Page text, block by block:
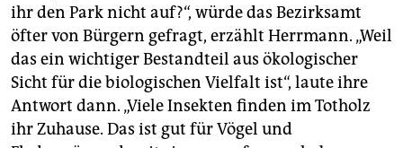
ihr den Park nicht auf?“, würde das Bezirksamt
öfter von Bürgern gefragt, erzählt Herrmann. „Weil
das ein wichtiger Bestandteil aus ökologischer
Sicht für die biologischen Vielfalt ist“, laute ihre
Antwort dann. „Viele Insekten finden im Totholz
ihr Zuhause. Das ist gut für Vögel und